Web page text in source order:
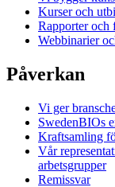
Kurser och
Rapporter och
Webbinarier
Påverkan
Vi ger
SwedenBIOs
Kraftsamling
Vår
arbetsgrupper
Remissvar